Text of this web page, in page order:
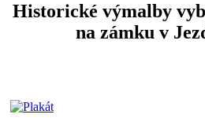
Historické výmalby
na zámku v